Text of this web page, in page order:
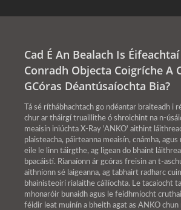
Cad É An Bealach Is
Conradh Objecta Coigríche A
GCóras Déantúsaíochta Bia?
Tá sé ríthábhachtach go ndéantar braiteadh i
chur ar tháirgí truaillithe ó shroichint na n-
meaisín iniúchta X-Ray 'ANKO' aithint
plaisteacha, páirteanna meaisín, cnámha,
eile le linn táirgthe, ag ligean do bhaint
bpacáistí. Rianaíonn ár gcóras freisin an t-
aithníonn sé laigeanna, ag tabhairt radharc
bhainisteoirí rialaithe cáilíochta. Le tacaíocht
mhonaróir bunaidh agus le feidhmíocht
féidir leat muinín a bheith agat as ANKO chun